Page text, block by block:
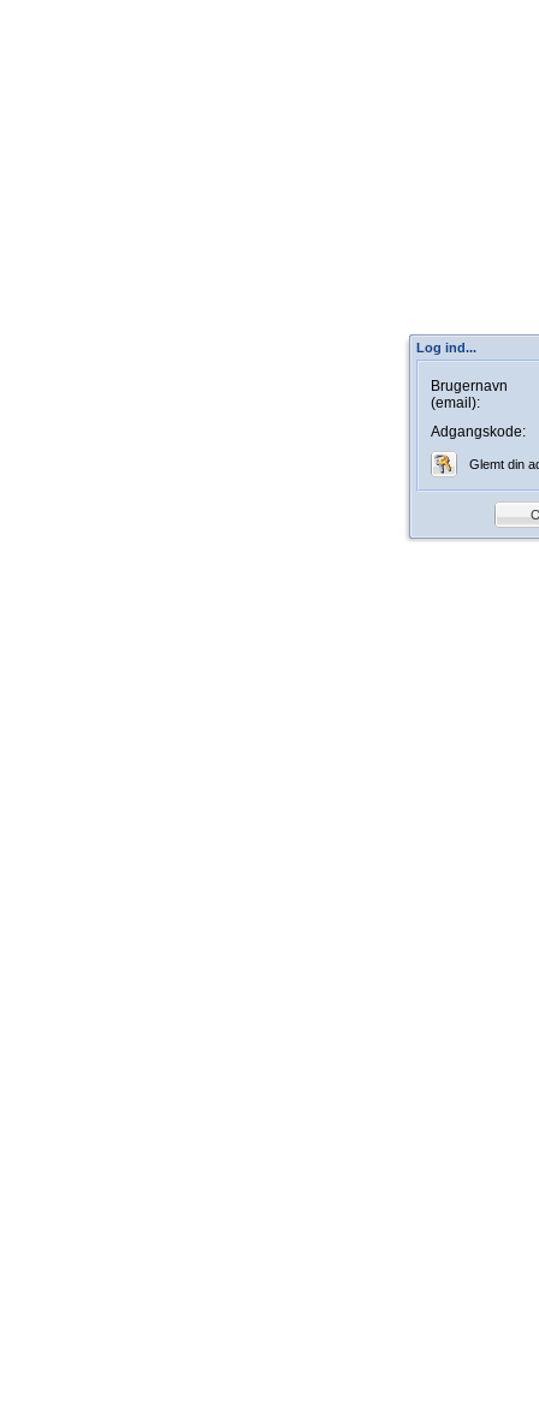
Log ind...
Brugernavn
(email):
Adgangskode:
Glemt din